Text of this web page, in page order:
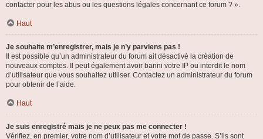
contacter pour les abus ou les questions légales concernant ce forum ? ».
Haut
Je souhaite m’enregistrer, mais je n’y parviens pas !
Il est possible qu’un administrateur du forum ait désactivé la création de
nouveaux comptes. Il peut également avoir banni votre IP ou interdit le nom
d’utilisateur que vous souhaitez utiliser. Contactez un administrateur du forum
pour obtenir de l’aide.
Haut
Je suis enregistré mais je ne peux pas me connecter !
Vérifiez, en premier, votre nom d’utilisateur et votre mot de passe. S’ils sont